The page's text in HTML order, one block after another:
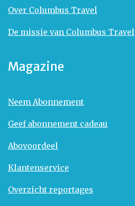
Over Columbus Travel
De missie van Columbus Travel
Magazine
Neem Abonnement
Geef abonnement cadeau
Abovoordeel
Klantenservice
Overzicht reportages